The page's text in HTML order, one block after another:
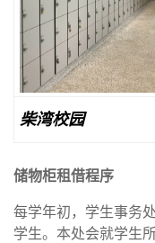
柴湾校园
储物柜租借程序
每学年初，学生事务
学生。本处会就学生